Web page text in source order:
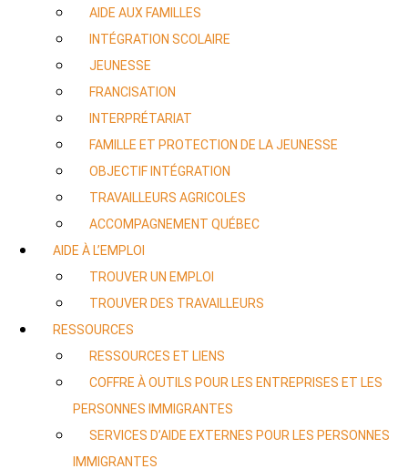
AIDE AUX FAMILLES
INTÉGRATION SCOLAIRE
JEUNESSE
FRANCISATION
INTERPRÉTARIAT
FAMILLE ET PROTECTION DE LA JEUNESSE
OBJECTIF INTÉGRATION
TRAVAILLEURS AGRICOLES
ACCOMPAGNEMENT QUÉBEC
AIDE À L’EMPLOI
TROUVER UN EMPLOI
TROUVER DES TRAVAILLEURS
RESSOURCES
RESSOURCES ET LIENS
COFFRE À OUTILS POUR LES ENTREPRISES ET LES
PERSONNES IMMIGRANTES
SERVICES D’AIDE EXTERNES POUR LES PERSONNES
IMMIGRANTES